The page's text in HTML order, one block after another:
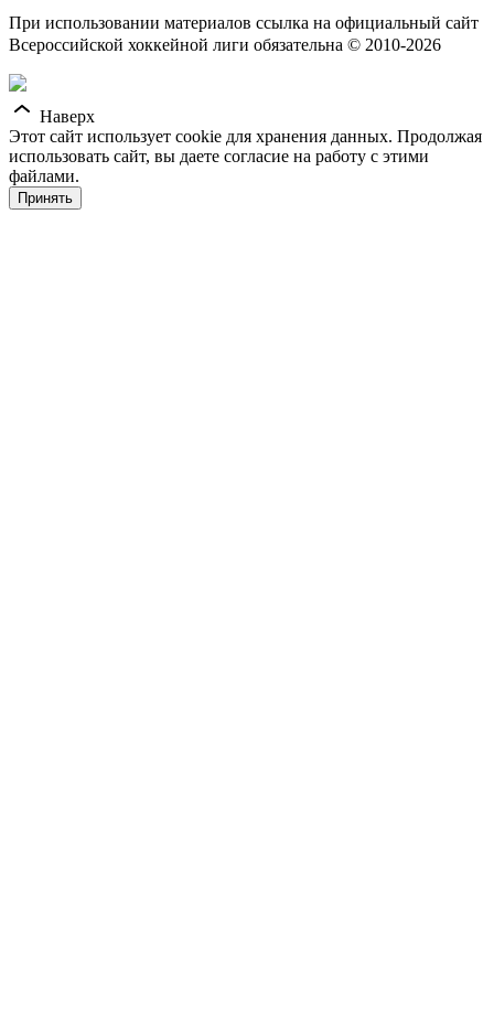
При использовании материалов ссылка на официальный сайт
Всероссийской хоккейной лиги обязательна © 2010-2026
Наверх
Этот сайт использует cookie для хранения данных. Продолжая
использовать сайт, вы даете согласие на работу с этими
файлами.
Принять